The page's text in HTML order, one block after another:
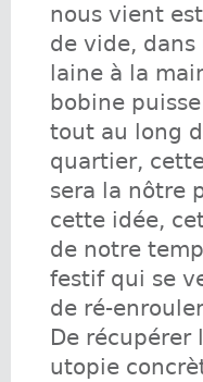
nous vient
de vide,
laine à la
bobine
tout au long
quartier,
sera la nôtre
cette idée,
de notre
festif qui se
de ré-
De
utopie